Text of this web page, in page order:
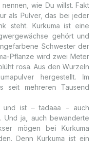
wie Du willst. Fakt
als Pulver, das bei jeder
steht. Kurkuma ist eine
gehört und
Schwester der
Pflanze wird zwei Meter
rosa. Aus den Wurzeln
hergestellt. Im
seit mehreren Tausend
und ist – tadaaa – auch
Und ja, auch bewanderte
mögen bei Kurkuma
Denn Kurkuma ist ein